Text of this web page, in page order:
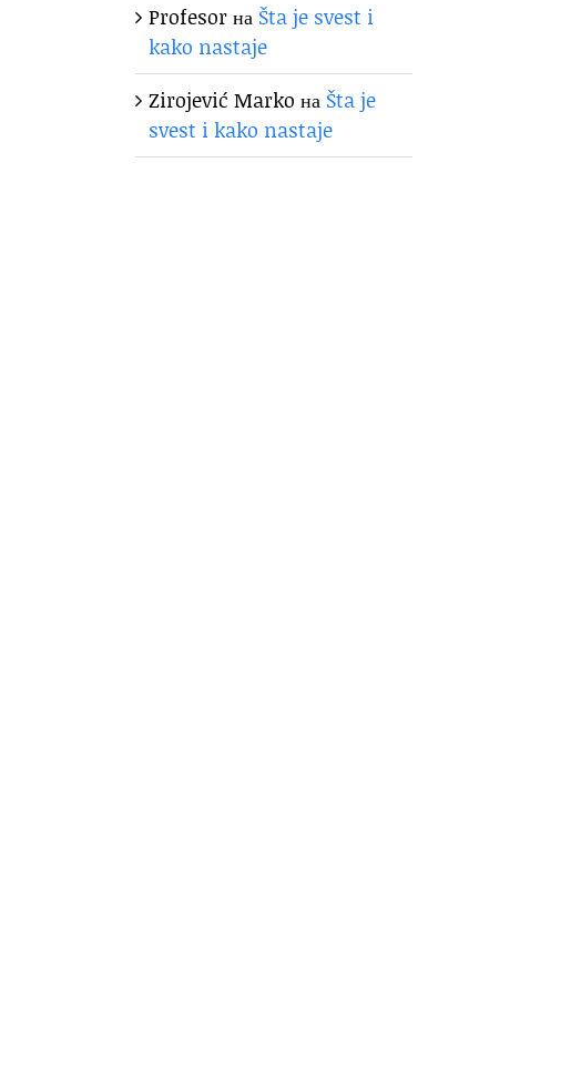
Profesorна Šta je svest i
kako nastaje
Zirojević Marko на Šta je
svest i kako nastaje